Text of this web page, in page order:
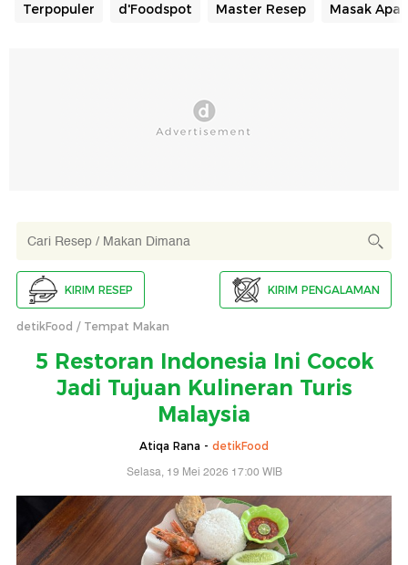
Terpopuler d'Foodspot Master Resep Masak Apa
KIRIM RESEP KIRIM PENGALAMAN
detikFood Tempat Makan
5 Restoran Indonesia Ini Cocok
Jadi Tujuan Kulineran Turis
Malaysia
Atiqa Rana - detikFood
Selasa, 19 Mei 2026 17:00 WIB